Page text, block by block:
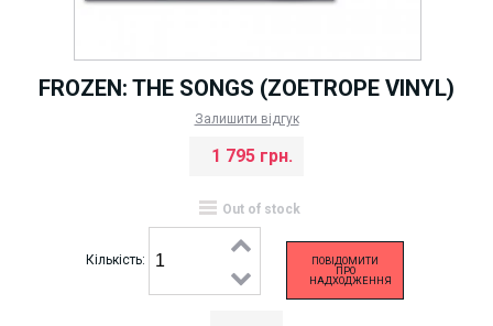
FROZEN: THE SONGS (ZOETROPE VINYL)
Залишити відгук
1 795 грн.
Out of stock
Кількість:
ПОВІДОМИТИ
ПРО
НАДХОДЖЕННЯ